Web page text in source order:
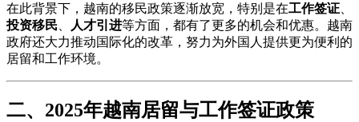
在此背景下，越南的移民政策逐渐放宽，特别是在工作签证
投资移民
人才引进等方面，都有了更多的机会和优惠。越南
政府还大力推动国际化的改革，努力为外国人提供更为便利的
居留和工作环境。
二、2025年越南居留与工作签证政策